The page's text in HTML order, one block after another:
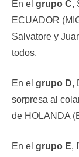
En el grupo C,
ECUADOR
Salvatore y
todos.
En el grupo D,
sorpresa al
de HOLANDA
En el grupo E,